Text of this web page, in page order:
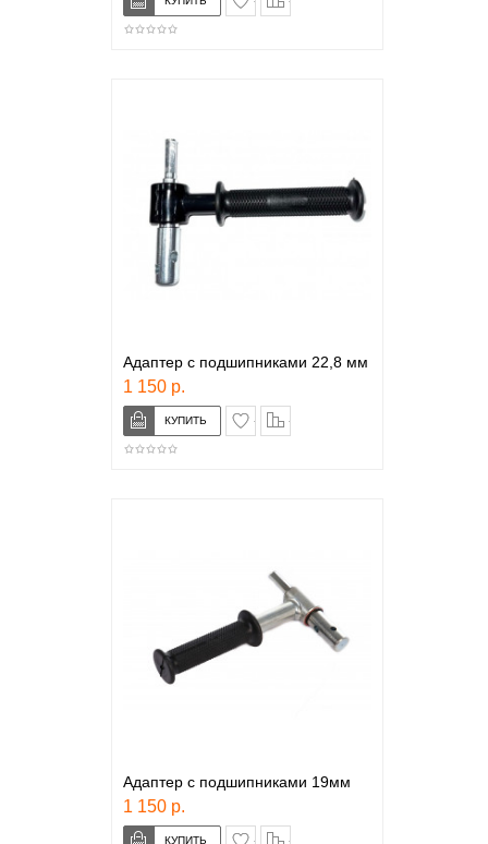
Адаптер с подшипниками 22,8 мм
1 150 р.
в закладки
Адаптер с подшипниками 19мм
1 150 р.
в закладки